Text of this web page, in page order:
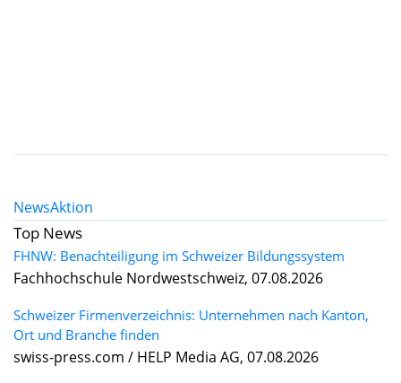
NewsAktion
Top News
FHNW: Benachteiligung im Schweizer Bildungssystem
Fachhochschule Nordwestschweiz, 07.08.2026
Schweizer Firmenverzeichnis: Unternehmen nach Kanton,
Ort und Branche finden
swiss-press.com / HELP Media AG, 07.08.2026